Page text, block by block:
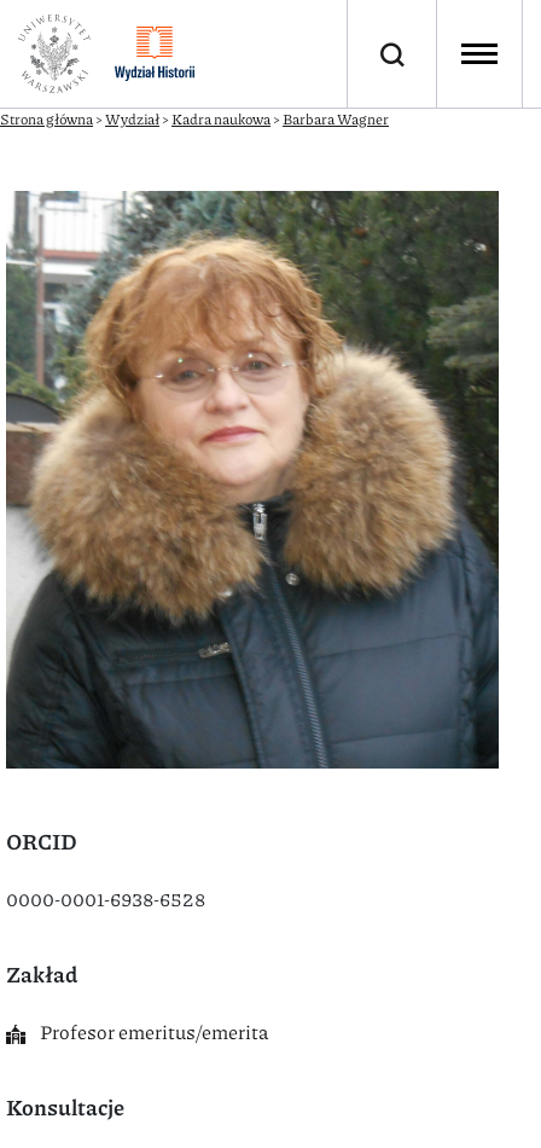
Strona główna>Wydział>Kadra naukowa>Barbara Wagner
ORCID
0000-0001-6938-6528
Zakład
Profesor emeritus/emerita
Konsultacje